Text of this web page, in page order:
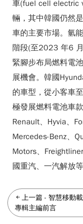
車(fuel cell electric
輛，其中韓國仍然
車的主要市場。氫
階段(至2023 年6
緊腳步布局燃料電
展機會。韓國
的車型，從小客車
極發展燃料電池車
Renault、Hyvia、
Mercedes-Benz、
Motors、
國重汽、一汽解放等
上一篇 - 智慧移動
專輯主編前言